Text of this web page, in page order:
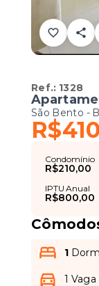
Ref.: 1328
São Bento -
Condomínio
R$210,00
IPTU Anual
R$800,00
1
1 Vaga